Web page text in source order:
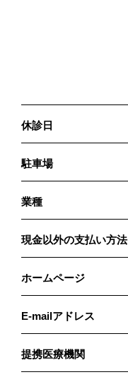
休診日
駐車場
業種
現金以外の支払い方法
ホームページ
E-mailアドレス
提携医療機関